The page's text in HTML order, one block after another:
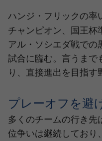
ハンジ・フリックの率
チャンピオン
国王杯
アル・ソシエダ戦での
試合に臨む。言うまで
り、直接進出を目指す
プレーオフを避
多くのチームの行き先
位争いは継続しており